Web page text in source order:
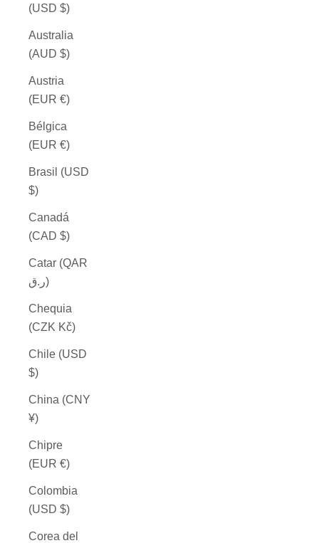
(USD $)
Australia
(AUD $)
Austria
(EUR €)
Bélgica
(EUR €)
Brasil (USD
$)
Canadá
(CAD $)
Catar (QAR
ر.ق)
Chequia
(CZK Kč)
Chile (USD
$)
China (CNY
¥)
Chipre
(EUR €)
Colombia
(USD $)
Corea del